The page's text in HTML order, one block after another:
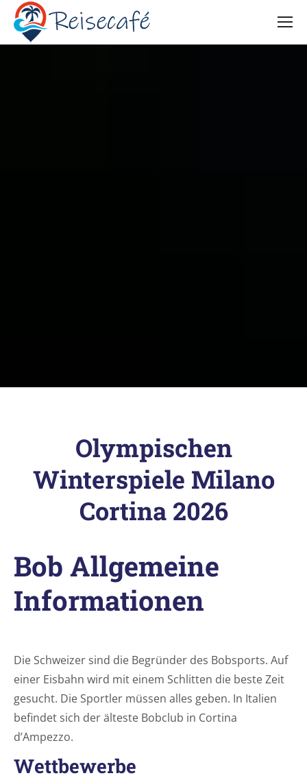
Olympischen
Winterspiele Milano
Cortina 2026
Bob Allgemeine
Informationen
Die Schweizer sind die Begründer des Bobsports. Auf
einer Eisbahn wird mit einem Schlitten die beste Zeit
gesucht. Die Sportler müssen alles geben. In Italien
befindet sich der älteste Bobclub in Cortina
d’Ampezzo.
Wettbewerbe